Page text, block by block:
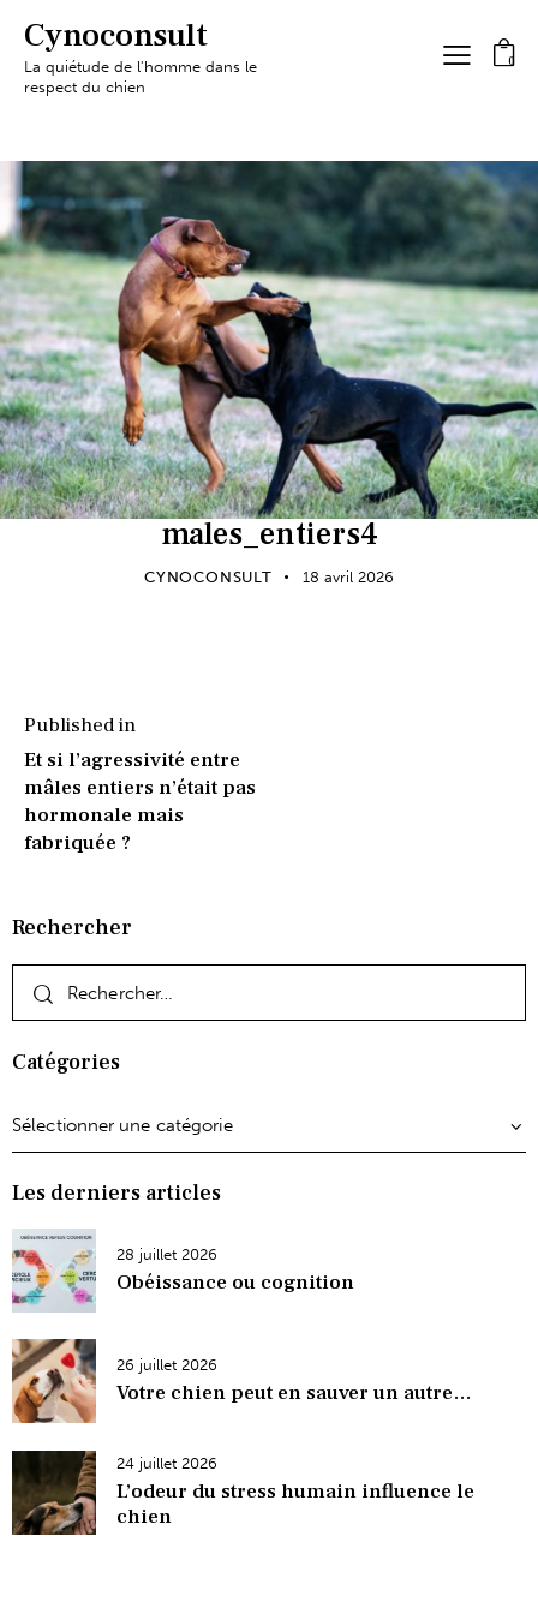
Cynoconsult
La quiétude de l'homme dans le
respect du chien
0
males_entiers4
CYNOCONSULT 18 avril 2026
Published in
Et si l’agressivité entre
mâles entiers n’était pas
hormonale mais
fabriquée ?
Rechercher
Catégories
Les derniers articles
28 juillet 2026
Obéissance ou cognition
26 juillet 2026
Votre chien peut en sauver un autre…
24 juillet 2026
L’odeur du stress humain influence le
chien